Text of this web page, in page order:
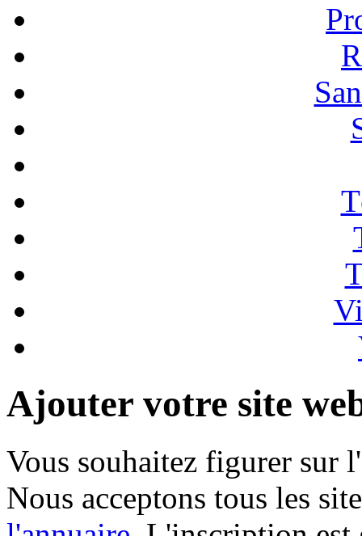
Ajouter votre site
Vous souhaitez figurer sur
Nous acceptons tous les